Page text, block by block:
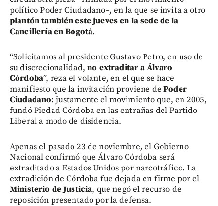
político Poder Ciudadano–, en la que se invita a otro
plantón también este jueves en la sede de la
Cancillería en Bogotá.
“Solicitamos al presidente Gustavo Petro, en uso de
su discrecionalidad, no extraditar a Álvaro
Córdoba”, reza el volante, en el que se hace
manifiesto que la invitación proviene dePoder
Ciudadano: justamente el movimiento que, en 2005,
fundó Piedad Córdoba en las entrañas del Partido
Liberal a modo de disidencia.
Apenas el pasado 23 de noviembre, el Gobierno
Nacional confirmó que Álvaro Córdoba será
extraditado a Estados Unidos por narcotráfico. La
extradición de Córdoba fue dejada en firme por el
Ministerio de Justicia, que negó el recurso de
reposición presentado por la defensa.